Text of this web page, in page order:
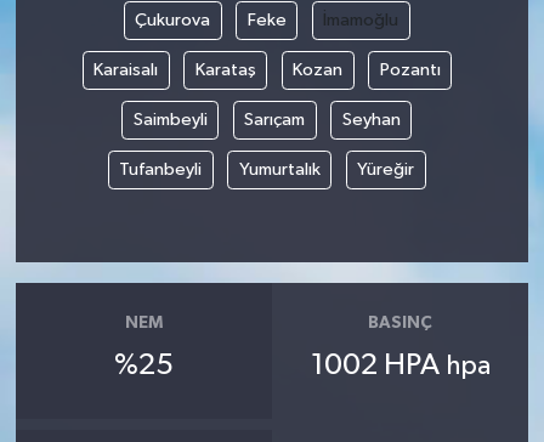
Çukurova Feke İmamoğlu
Karaisalı Karataş Kozan Pozantı
Saimbeyli Sarıçam Seyhan
Tufanbeyli Yumurtalık Yüreğir
NEM
%25
BASINÇ
1002 HPA hpa